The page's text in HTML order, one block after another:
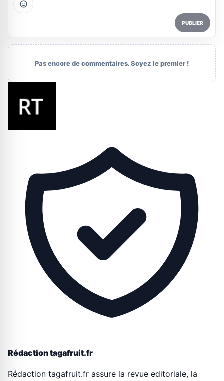
PUBLIER
Pas encore de commentaires. Soyez le premier !
Rédaction tagafruit.fr
Rédaction tagafruit.fr assure la revue editoriale, la